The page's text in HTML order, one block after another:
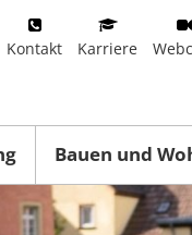
Kontakt Karriere
Bauen und